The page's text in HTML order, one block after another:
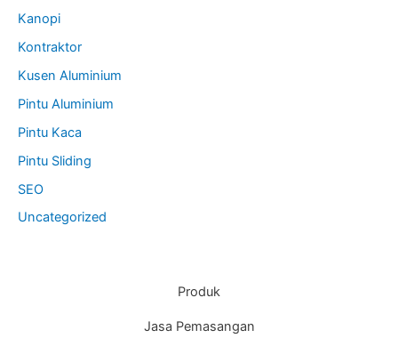
Kanopi
Kontraktor
Kusen Aluminium
Pintu Aluminium
Pintu Kaca
Pintu Sliding
SEO
Uncategorized
Produk
Jasa Pemasangan